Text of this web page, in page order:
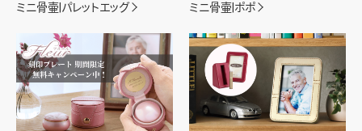
ミニ骨壷|パレットエッグ ミニ骨壷|ポポ